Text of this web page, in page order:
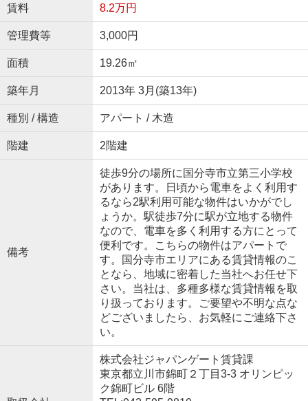
賃料 8.2万円
管理費等 3,000円
面積 19.26㎡
築年月 2013年 3月(築13年)
種別 / 構造 アパート / 木造
階建 2階建
備考
徒歩9分の場所に国分寺市立第三小学校
があります。日頃から電車をよく利用す
るなら2駅利用可能な物件はいかがでし
ょうか。駅徒歩7分に駅が立地する物件
なので、電車を多く利用する方にとって
便利です。こちらの物件はアパートで
す。国分寺市エリアにある賃貸情報のこ
となら、地域に密着した当社へお任せ下
さい。当社は、多種多様な賃貸情報を取
り扱っております。ご要望や不明な点な
どございましたら、お気軽にご連絡下さ
い。
株式会社ジャパンゲート賃貸課
東京都立川市錦町２丁目3-3 オリンピッ
ク錦町ビル 6階